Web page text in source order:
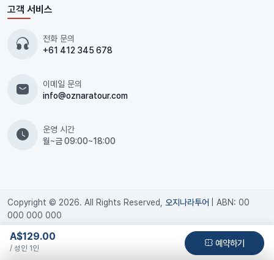
A$129.00
/ 성인 1인 예약하기
고객 서비스
전화 문의
+61 412 345 678
이메일 문의
info@oznaratour.com
운영 시간
월~금 09:00~18:00
Copyright © 2026. All Rights Reserved, 오지나라투어
| ABN: 00
000 000 000